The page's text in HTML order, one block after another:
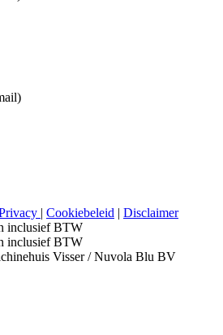
| Cookiebeleid | Disclaimer
inclusief BTW
inclusief BTW
Visser / Nuvola Blu BV